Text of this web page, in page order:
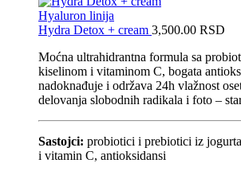
Hyaluron linija
Hydra Detox + cream 3,500.00 RSD
Moćna ultrahidrantna formula sa
kiselinom i vitaminom C, bogata
nadoknađuje i održava 24h vlažnost
delovanja slobodnih radikala i foto –
Sastojci: probiotici i prebiotici iz
i vitamin C, antioksidansi